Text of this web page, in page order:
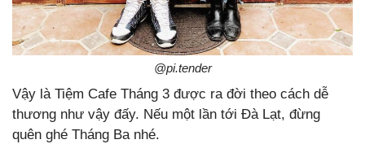
@pi.tender
Vậy là Tiệm Cafe Tháng 3 được ra đời theo cách dễ
thương như vậy đấy. Nếu một lần tới Đà Lạt, đừng
quên ghé Tháng Ba nhé.